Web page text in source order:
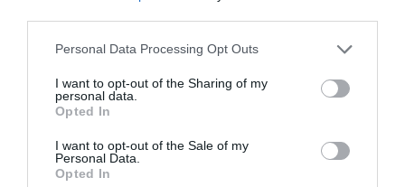
Personal Data Processing Opt Outs
I want to opt-out of the Sharing of my
personal data.
Opted In
I want to opt-out of the Sale of my
Personal Data.
Opted In